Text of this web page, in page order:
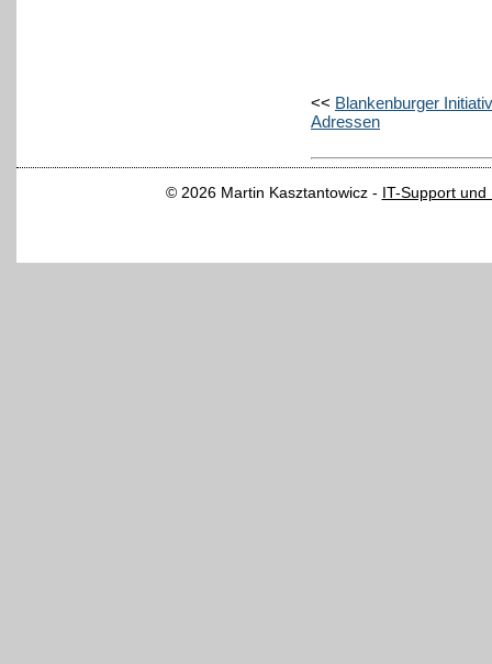
<< Blankenburger
Adressen
© 2026 Martin Kasztantowicz - IT-Support und